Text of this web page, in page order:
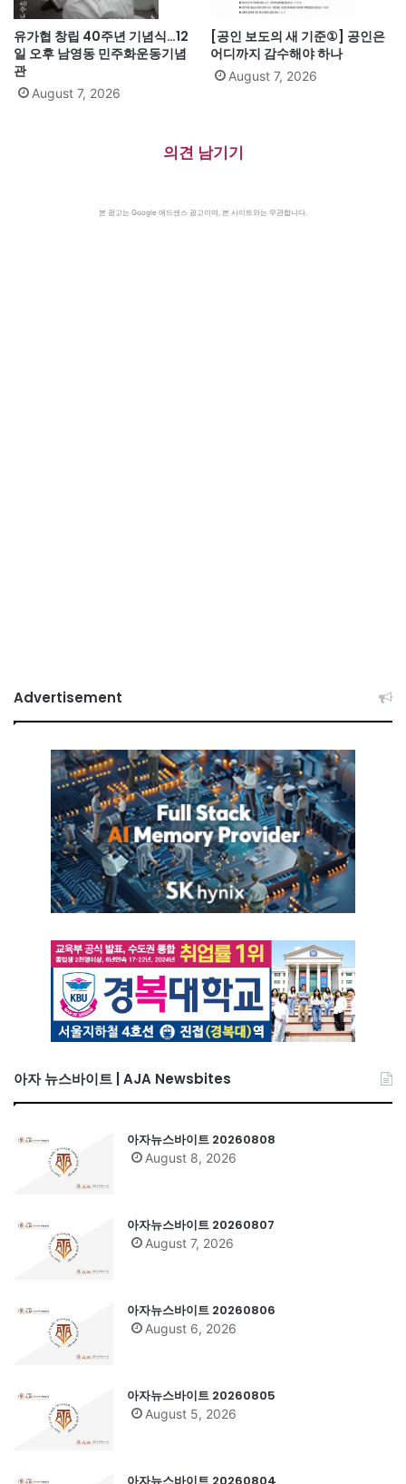
유가협 창립 40주년 기념식…12
일 오후 남영동 민주화운동기념
관
August 7, 2026
[공인 보도의 새 기준①] 공인은
어디까지 감수해야 하나
August 7, 2026
의견 남기기
본 광고는 Google 애드센스 광고이며, 본 사이트와는 무관합니다.
Advertisement
아자 뉴스바이트 | AJA Newsbites
아자뉴스바이트 20260808
August 8, 2026
아자뉴스바이트 20260807
August 7, 2026
아자뉴스바이트 20260806
August 6, 2026
아자뉴스바이트 20260805
August 5, 2026